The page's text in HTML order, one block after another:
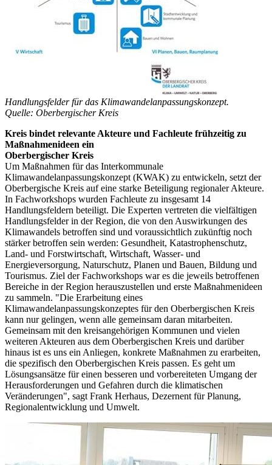
Handlungsfelder für das Klimawandelanpassungskonzept.
Quelle: Oberbergischer Kreis
Kreis bindet relevante Akteure und Fachleute frühzeitig zu
Maßnahmenideen ein
Oberbergischer Kreis
Um Maßnahmen für das Interkommunale
Klimawandelanpassungskonzept (KWAK) zu entwickeln, setzt der
Oberbergische Kreis auf eine starke Beteiligung regionaler Akteure.
In Fachworkshops wurden Fachleute zu insgesamt 14
Handlungsfeldern beteiligt. Die Experten vertreten die vielfältigen
Handlungsfelder in der Region, die von den Auswirkungen des
Klimawandels betroffen sind und voraussichtlich zukünftig noch
stärker betroffen sein werden: Gesundheit, Katastrophenschutz,
Land- und Forstwirtschaft, Wirtschaft, Wasser- und
Energieversorgung, Naturschutz, Planen und Bauen, Bildung und
Tourismus. Ziel der Fachworkshops war es die jeweils betroffenen
Bereiche in der Region herauszustellen und erste Maßnahmenideen
zu sammeln. "Die Erarbeitung eines
Klimawandelanpassungskonzeptes für den Oberbergischen Kreis
kann nur gelingen, wenn alle gemeinsam daran mitarbeiten.
Gemeinsam mit den kreisangehörigen Kommunen und vielen
weiteren Akteuren aus dem Oberbergischen Kreis und darüber
hinaus ist es uns ein Anliegen, konkrete Maßnahmen zu erarbeiten,
die spezifisch den Oberbergischen Kreis passen. Es geht um
Lösungsansätze für einen besseren und vorbereiteten Umgang der
Herausforderungen und Gefahren durch die klimatischen
Veränderungen", sagt Frank Herhaus, Dezernent für Planung,
Regionalentwicklung und Umwelt.